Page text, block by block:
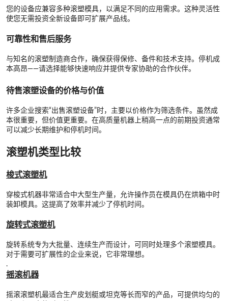
您的设备应兼容多种滚塑模具，以满足不同的应用需求。这种灵活性
使您无需投资全新设备即可扩展产品线。
可靠性和售后服务
与知名的滚塑制造商合作，确保获得保修、备件和技术支持。停机成
本高昂——请选择能够快速响应并提供专家协助的合作伙伴。
待售滚塑设备的价格与价值
许多企业搜索“出售滚塑设备”时，主要以价格作为筛选条件。虽然成
本很重要，但价值更重要。在高质量机器上稍高一点的前期投资通常
可以减少长期维护和停机时间。
滚塑机类型比较
梭式滚塑机
穿梭式机器非常适合中大型生产量，允许操作员在模具仍在烘箱中时
装卸模具。这提高了效率并减少了停机时间。
旋转式滚塑机
旋转系统专为大批量、连续生产而设计，可同时处理多个滚塑模具。
对于需要可扩展性的企业来说，它非常理想。
.
摇滚机器
摇滚滚塑机最适合生产皮划艇或坦克等长而窄的产品，可提供均匀的